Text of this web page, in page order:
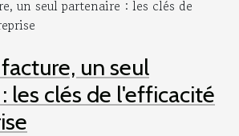
un seul partenaire : les clés de
un seul
les clés de l'efficacité